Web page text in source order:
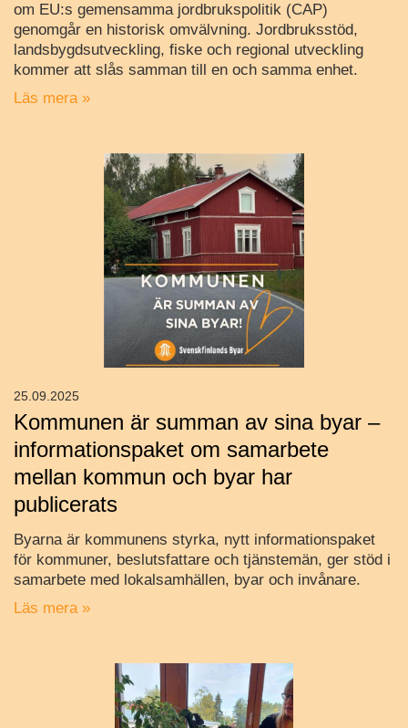
om EU:s gemensamma jordbrukspolitik (CAP)
genomgår en historisk omvälvning. Jordbruksstöd,
landsbygdsutveckling, fiske och regional utveckling
kommer att slås samman till en och samma enhet.
Läs mera »
Kommunen är summan av sina byar –
informationspaket om samarbete
mellan kommun och byar har
publicerats
Byarna är kommunens styrka, nytt informationspaket
för kommuner, beslutsfattare och tjänstemän, ger stöd i
samarbete med lokalsamhällen, byar och invånare.
Läs mera »
25.09.2025